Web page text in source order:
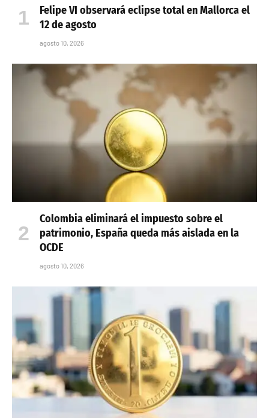
Felipe VI observará eclipse total en Mallorca el
12 de agosto
agosto 10, 2026
Colombia eliminará el impuesto sobre el
patrimonio, España queda más aislada en la
OCDE
agosto 10, 2026